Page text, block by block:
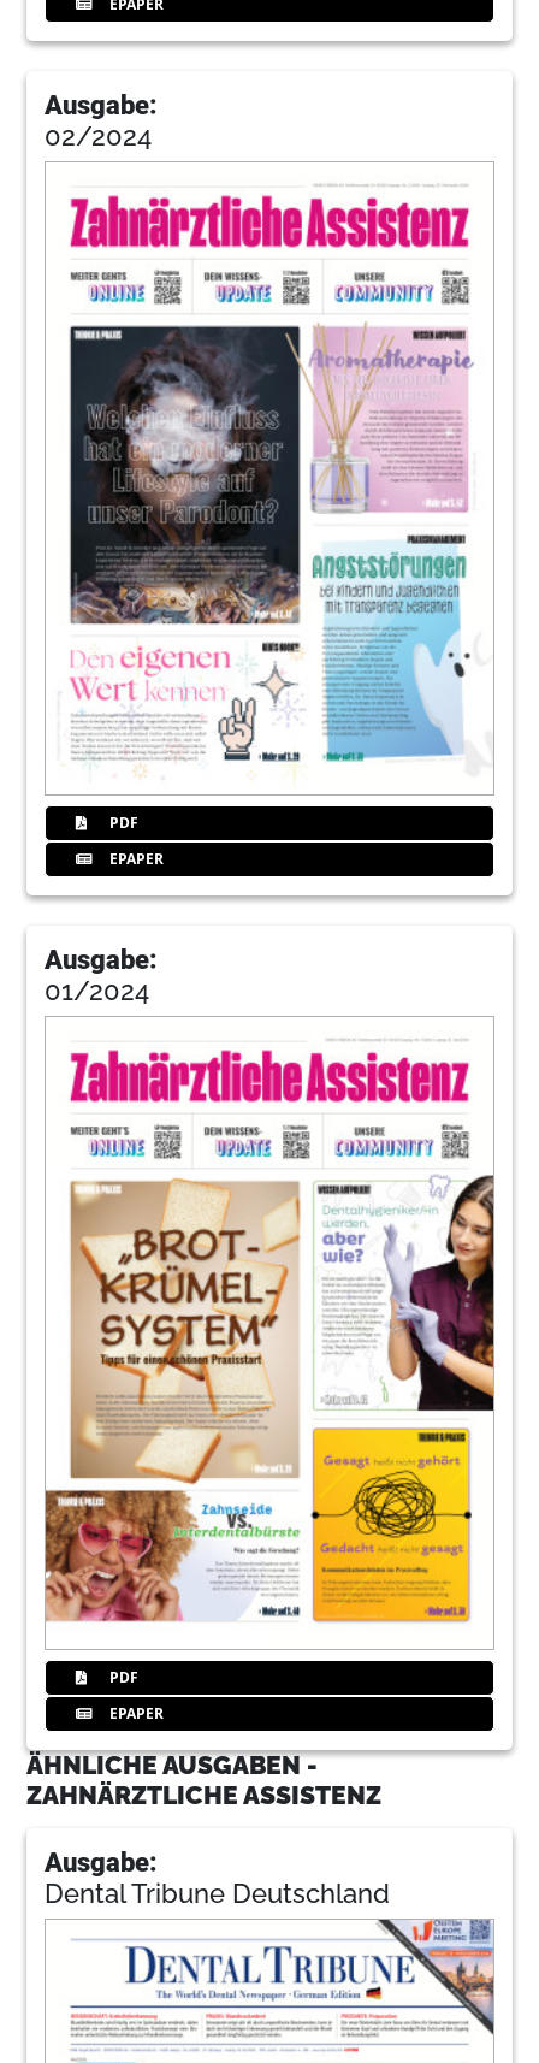
Ausgabe:
02/2024
PDF
EPAPER
Ausgabe:
01/2024
PDF
EPAPER
ÄHNLICHE AUSGABEN -
ZAHNÄRZTLICHE ASSISTENZ
Ausgabe:
Dental Tribune Deutschland